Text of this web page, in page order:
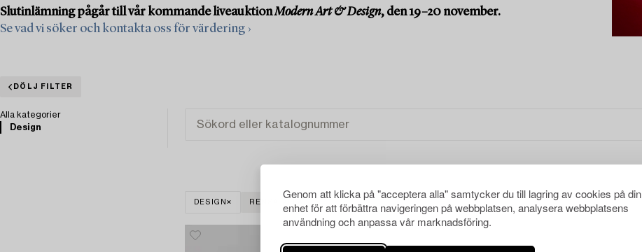
Genom att klicka på "acceptera alla" samtycker du till lagring av cookies på din
enhet för att förbättra navigeringen på webbplatsen, analysera webbplatsens
användning och anpassa vår marknadsföring.
Slutinlämning pågår till vår kommande liveauktionModern Art & Design, den 19–20 november.
Se vad vi söker och kontakta oss för värdering ›
DÖLJ FILTER
Alla kategorier
Design
DESIGN RENSA ALLA